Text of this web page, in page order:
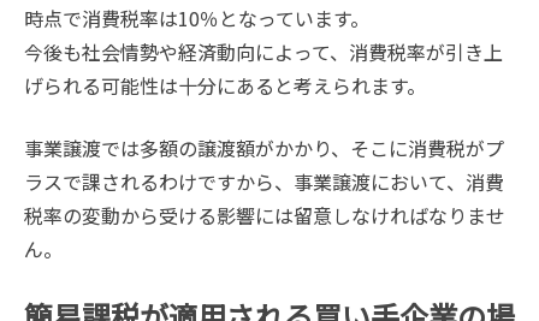
時点で消費税率は10％となっています。
今後も社会情勢や経済動向によって、消費税率が引き上
げられる可能性は十分にあると考えられます。
事業譲渡では多額の譲渡額がかかり、そこに消費税がプ
ラスで課されるわけですから、事業譲渡において、消費
税率の変動から受ける影響には留意しなければなりませ
ん。